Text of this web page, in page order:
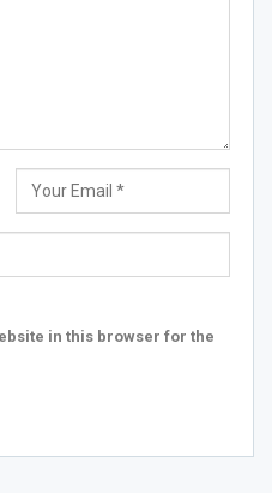
in this browser for the